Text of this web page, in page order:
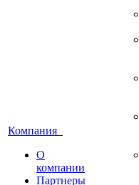
Компания
О
компании
Партнеры